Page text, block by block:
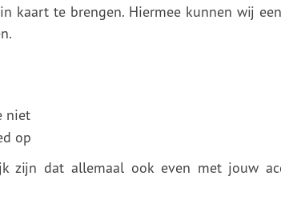
kaart te brengen. Hiermee kunnen wij
niet
op
zijn dat allemaal ook even met jouw